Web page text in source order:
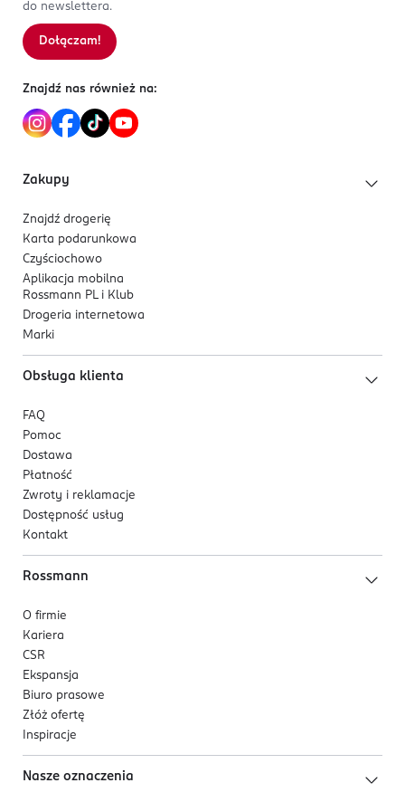
do newslettera.
Dołączam!
Znajdź nas również na:
Zakupy
Znajdź drogerię
Karta podarunkowa
Czyściochowo
Aplikacja mobilna
Rossmann PL i Klub
Drogeria internetowa
Marki
Obsługa klienta
FAQ
Pomoc
Dostawa
Płatność
Zwroty i reklamacje
Dostępność usług
Kontakt
Rossmann
O firmie
Kariera
CSR
Ekspansja
Biuro prasowe
Złóż ofertę
Inspiracje
Nasze oznaczenia